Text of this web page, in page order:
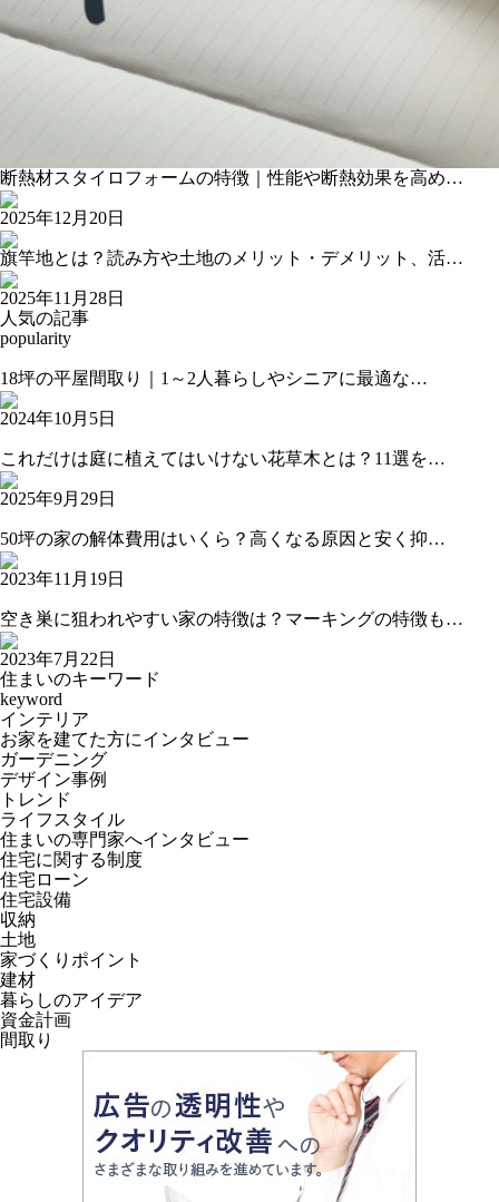
断熱材スタイロフォームの特徴｜性能や断熱効果を高め…
2025年12月20日
旗竿地とは？読み方や土地のメリット・デメリット、活…
2025年11月28日
人気の記事
popularity
18坪の平屋間取り｜1～2人暮らしやシニアに最適な…
2024年10月5日
これだけは庭に植えてはいけない花草木とは？11選を…
2025年9月29日
50坪の家の解体費用はいくら？高くなる原因と安く抑…
2023年11月19日
空き巣に狙われやすい家の特徴は？マーキングの特徴も…
2023年7月22日
住まいのキーワード
keyword
インテリア
お家を建てた方にインタビュー
ガーデニング
デザイン事例
トレンド
ライフスタイル
住まいの専門家へインタビュー
住宅に関する制度
住宅ローン
住宅設備
収納
土地
家づくりポイント
建材
暮らしのアイデア
資金計画
間取り